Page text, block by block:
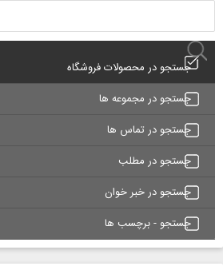
جستجو در محصولات فروشگاه
جستجو در مجموعه ها
جستجو در تماس ها
جستجو در مطلب
جستجو در خبر خوان
جستجو - برچسب ها